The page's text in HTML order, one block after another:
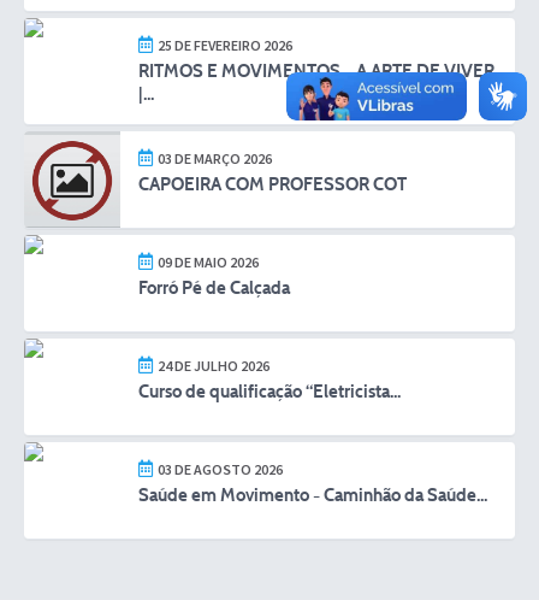
25 DE FEVEREIRO 2026
RITMOS E MOVIMENTOS – A ARTE DE VIVER
|...
03 DE MARÇO 2026
CAPOEIRA COM PROFESSOR COT
09 DE MAIO 2026
Forró Pé de Calçada
24 DE JULHO 2026
Curso de qualificação “Eletricista...
03 DE AGOSTO 2026
Saúde em Movimento - Caminhão da Saúde...